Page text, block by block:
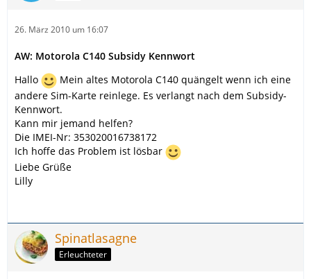
26. März 2010 um 16:07
AW: Motorola C140 Subsidy Kennwort
Hallo
Mein altes Motorola C140 quängelt wenn ich eine
andere Sim-Karte reinlege. Es verlangt nach dem Subsidy-
Kennwort.
Kann mir jemand helfen?
Die IMEI-Nr: 353020016738172
Ich hoffe das Problem ist lösbar
Liebe Grüße
Lilly
Spinatlasagne
Erleuchteter